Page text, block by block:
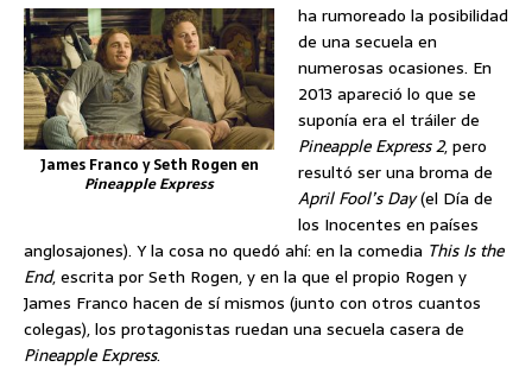
James Franco y Seth Rogen en
Pineapple Express
ha rumoreado la posibilidad
de una secuela en
numerosas ocasiones. En
2013 apareció lo que se
suponía era el tráiler de
Pineapple Express 2, pero
resultó ser una broma de
April Fool’s Day(el Día de
los Inocentes en países
anglosajones). Y la cosa no quedó ahí: en la comedia This Is the
End, escrita por Seth Rogen, y en la que el propio Rogen y
James Franco hacen de sí mismos (junto con otros cuantos
colegas), los protagonistas ruedan una secuela casera de
Pineapple Express.